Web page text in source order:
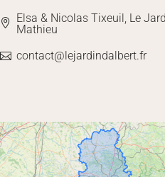
Elsa & Nicolas Tixeuil, Le
Mathieu
contact@lejardindalbert.fr